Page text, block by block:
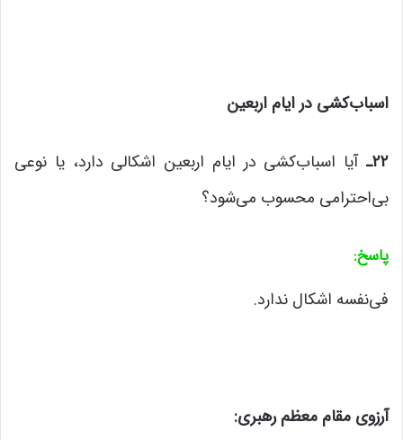
اسباب‌کشی در ایام اربعین
۲۲ـ آیا اسباب‌کشی در ایام اربعین اشکالی دارد، یا نوعی
بی‌احترامی محسوب می‌شود؟
پاسخ:
فی‌نفسه اشکال ندارد.
آرزوی مقام معظم رهبری: